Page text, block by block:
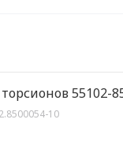
55102-
10